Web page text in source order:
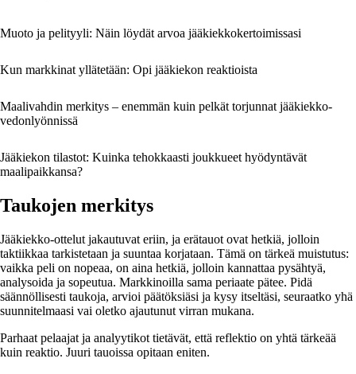
Muoto ja pelityyli: Näin löydät arvoa jääkiekkokertoimissasi
Kun markkinat yllätetään: Opi jääkiekon reaktioista
Maalivahdin merkitys – enemmän kuin pelkät torjunnat jääkiekko­
vedonlyönnissä
Jääkiekon tilastot: Kuinka tehokkaasti joukkueet hyödyntävät
maalipaikkansa?
Taukojen merkitys
Jääkiekko-ottelut jakautuvat eriin, ja erätauot ovat hetkiä, jolloin
taktiikkaa tarkistetaan ja suuntaa korjataan. Tämä on tärkeä muistutus:
vaikka peli on nopeaa, on aina hetkiä, jolloin kannattaa pysähtyä,
analysoida ja sopeutua. Markkinoilla sama periaate pätee. Pidä
säännöllisesti taukoja, arvioi päätöksiäsi ja kysy itseltäsi, seuraatko yhä
suunnitelmaasi vai oletko ajautunut virran mukana.
Parhaat pelaajat ja analyytikot tietävät, että reflektio on yhtä tärkeää
kuin reaktio. Juuri tauoissa opitaan eniten.